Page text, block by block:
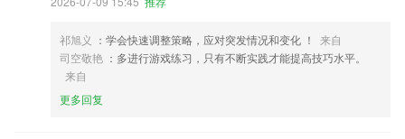
祁旭义 ：学会快速调整策略，应对突发情况和变化 ！
来自
司空敬艳 ：多进行游戏练习，只有不断实践才能提高技巧水平。
来自
更多回复